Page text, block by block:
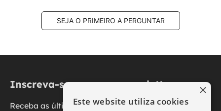
SEJA O PRIMEIRO A PERGUNTAR
Inscreva-se na nossa newsletter
Receba as últimas novidades, promoções e
Este website utiliza cookies
×